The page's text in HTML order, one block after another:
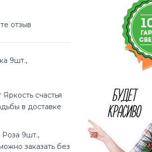
отзыв
9шт.,
счастья
в доставке
Роза 9шт.,
заказать без